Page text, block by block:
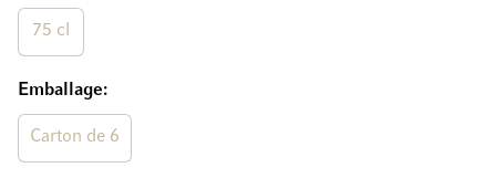
75 cl
Emballage
Carton de 6